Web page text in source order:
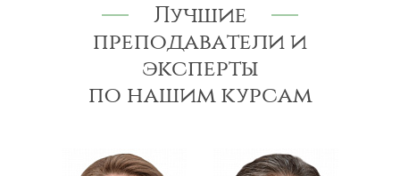
Лучшие
преподаватели и
эксперты
по нашим курсам